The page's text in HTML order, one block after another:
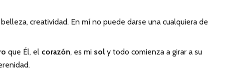
belleza, creatividad. En mí no puede darse una cualquiera de
que Él, el corazón, es mi sol y todo comienza a girar a su